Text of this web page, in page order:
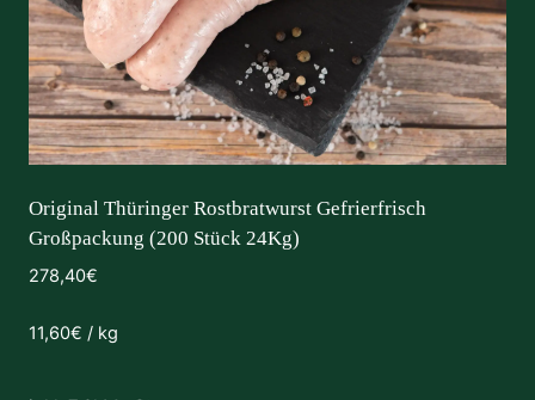
Original Thüringer Rostbratwurst Gefrierfrisch
Großpackung (200 Stück 24Kg)
278,40€
11,60€ / kg